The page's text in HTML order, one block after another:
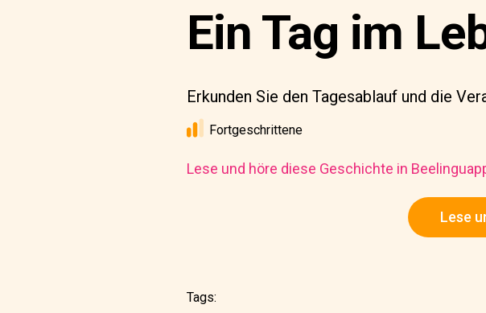
Ein Tag im
Erkunden Sie den Tagesablauf und die
Fortgeschrittene
Lese und höre diese Geschichte in
Lese
Tags: